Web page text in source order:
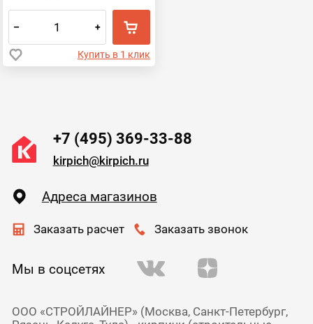
– +
Купить в 1 клик
+7 (495) 369-33-88
kirpich@kirpich.ru
Адреса магазинов
Заказать расчет Заказать звонок
Мы в соцсетях
ООО «СТРОЙЛАЙНЕР» (Москва, Санкт-Петербург,